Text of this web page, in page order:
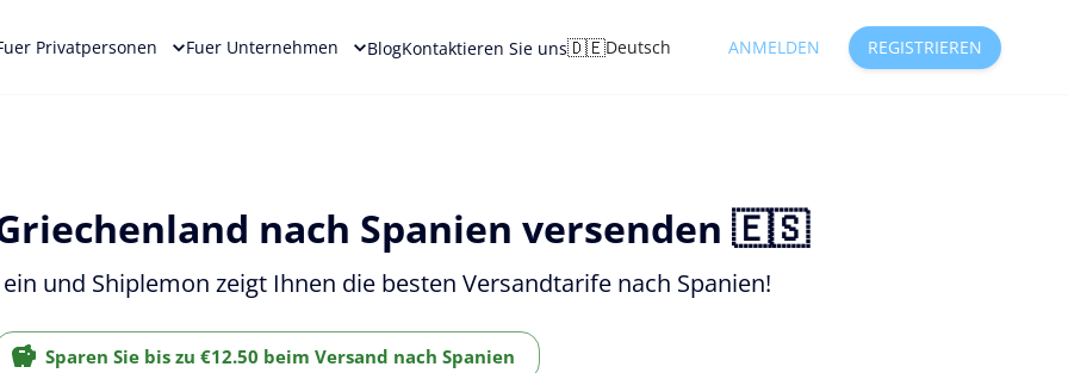
Privatpersonen Fuer Unternehmen BlogKontaktieren Sie uns🇩🇪Deutsch ANMELDEN REGISTRIEREN
nach Spanien versenden 🇪🇸
und Shiplemon zeigt Ihnen die besten Versandtarife nach Spanien!
Sparen Sie bis zu €12.50 beim Versand nach Spanien